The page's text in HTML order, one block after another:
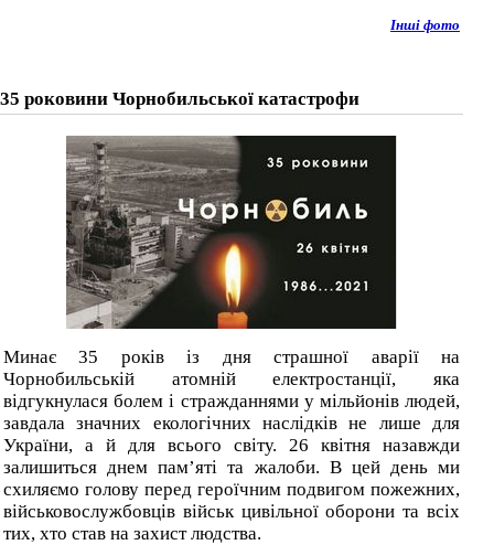
Інші фото
35 роковини Чорнобильської катастрофи
Минає 35 років із дня страшної аварії на
Чорнобильській атомній електростанції, яка
відгукнулася болем і стражданнями у мільйонів людей,
завдала значних екологічних наслідків не лише для
України, а й для всього світу. 26 квітня назавжди
залишиться днем пам’яті та жалоби. В цей день ми
схиляємо голову перед героїчним подвигом пожежних,
військовослужбовців військ цивільної оборони та всіх
тих, хто став на захист людства.